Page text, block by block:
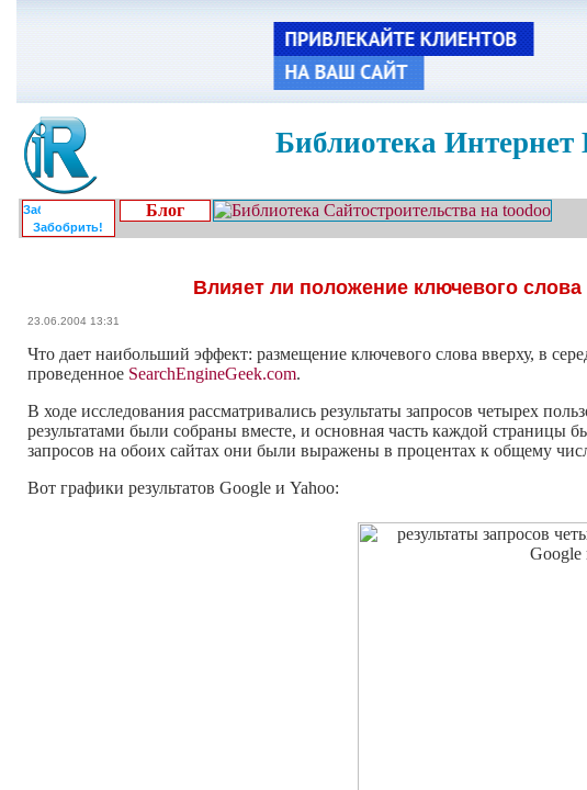
Библиотека
Забобрить!
Блог
Влияет ли положение ключевого слова
23.06.2004 13:31
Что дает наибольший эффект: размещение ключевого слова вверху, в
проведенное SearchEngineGeek.com.
В ходе исследования рассматривались результаты запросов четырех
результатами были собраны вместе, и основная часть каждой страницы
запросов на обоих сайтах они были выражены в процентах к общему
Вот графики результатов Google и Yahoo: